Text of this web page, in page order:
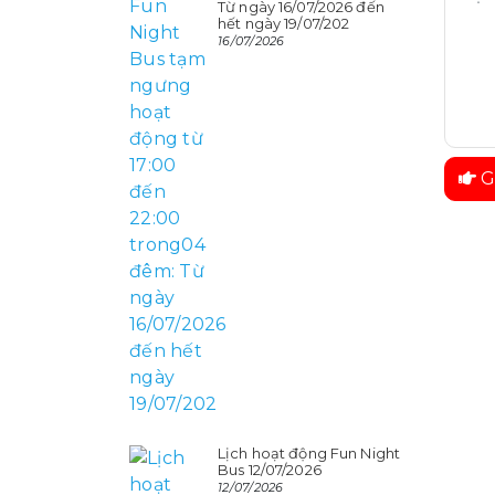
Từ ngày 16/07/2026 đến
hết ngày 19/07/202
16/07/2026
Lịch hoạt động Fun Night
Bus 12/07/2026
12/07/2026